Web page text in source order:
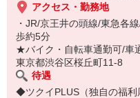
アクセス・勤務地
・JR/京王井の頭線/東急各
歩約5分
★バイク・自転車通勤可/車
東京都渋谷区桜丘町11-8
待遇
◆ツクイPLUS（独自の福利